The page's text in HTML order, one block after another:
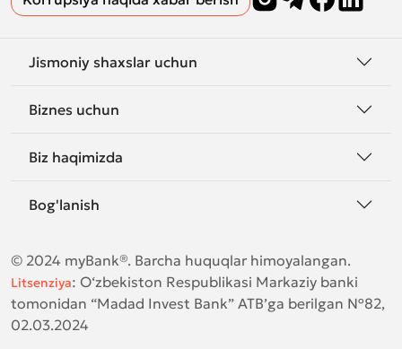
Jismoniy shaxslar uchun
Biznes uchun
Biz haqimizda
Bog'lanish
© 2024 myBank®. Barcha huquqlar himoyalangan.
Litsenziya: O‘zbekiston Respublikasi Markaziy banki
tomonidan “Madad Invest Bank” ATB’ga berilgan №82,
02.03.2024